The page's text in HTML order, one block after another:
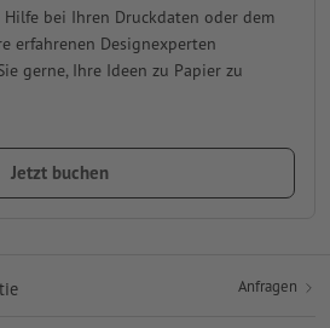
bei Ihren Druckdaten oder dem
erfahrenen Designexperten
gerne, Ihre Ideen zu Papier zu
Jetzt buchen
Anfragen